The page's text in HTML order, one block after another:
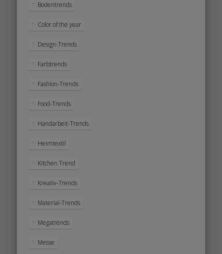
Bodentrends
Color of the year
Design-Trends
Farbtrends
Fashion-Trends
Food-Trends
Handarbeit-Trends
Heimtextil
Kitchen Trend
Kreativ-Trends
Material-Trends
Megatrends
Messe